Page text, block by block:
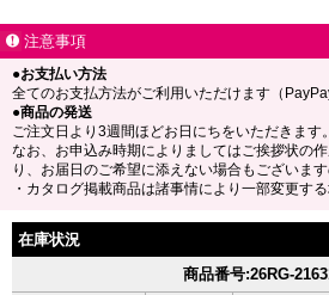
注意事項
●お支払い方法
全てのお支払方法がご利用いただけます（
●商品の発送
ご注文日より3週間ほどお日にちをいただきます。
なお、お申込み時期によりましてはご挨拶状の
り、お届日のご希望に添えない場合もございま
・カタログ掲載商品は諸事情により一部変更する
在庫状況
商品番号:26RG-